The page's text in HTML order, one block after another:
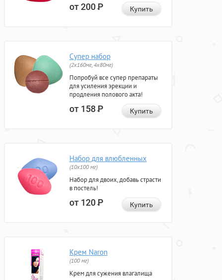
от 200Р Купить
Супер набор
(2х160мг, 4х80мг)
Попробуй все супер препараты
для усиления эрекции и
продления полового акта!
от 158Р Купить
Набор для влюбленных
(10х100 мг)
Набор для двоих, добавь страсти
в постель!
от 120Р Купить
Крем Naron
(100 мг)
Крем для сужения влагалища